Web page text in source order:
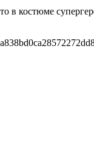
в костюме